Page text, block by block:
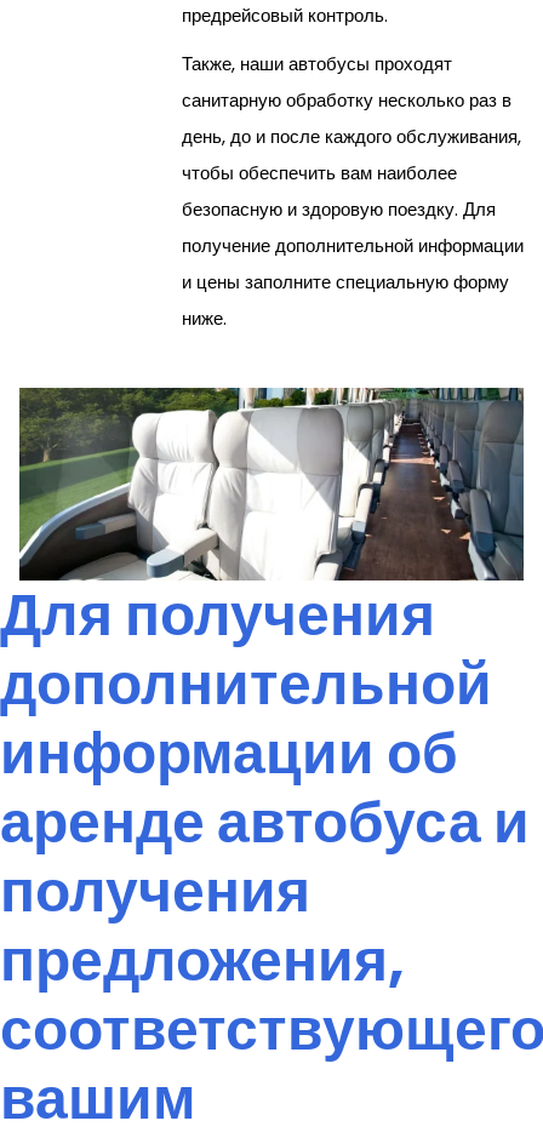
предрейсовый контроль.
Также, наши автобусы проходят
санитарную обработку несколько раз в
день, до и после каждого обслуживания,
чтобы обеспечить вам наиболее
безопасную и здоровую поездку. Для
получение дополнительной информации
и цены заполните специальную форму
ниже.
Для получения
дополнительной
информации об
аренде автобуса и
получения
предложения,
вашим